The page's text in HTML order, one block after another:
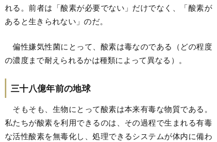
れる。前者は「酸素が必要でない」だけでなく、「酸素が
あると生きられない」のだ。
偏性嫌気性菌にとって、酸素は毒なのである（どの程度
の濃度まで耐えられるかは種類によって異なる）。
三十八億年前の地球
そもそも、生物にとって酸素は本来有毒な物質である。
私たちが酸素を利用できるのは、その過程で生まれる有毒
な活性酸素を無毒化し、処理できるシステムが体内に備わ